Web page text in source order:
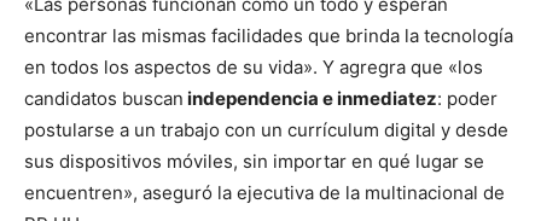
encontrar las mismas facilidades que brinda la tecnología
en todos los aspectos de su vida». Y agregra que «los
candidatos buscan independencia e inmediatez: poder
postularse a un trabajo con un currículum digital y desde
sus dispositivos móviles, sin importar en qué lugar se
encuentren», aseguró la ejecutiva de la multinacional de